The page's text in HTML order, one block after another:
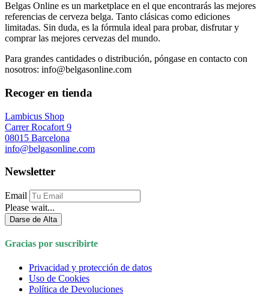
Belgas Online es un marketplace en el que encontrarás las mejores
referencias de cerveza belga. Tanto clásicas como ediciones
limitadas. Sin duda, es la fórmula ideal para probar, disfrutar y
comprar las mejores cervezas del mundo.
Para grandes cantidades o distribución, póngase en contacto con
nosotros: info@belgasonline.com
Recoger en tienda
Lambicus Shop
Carrer Rocafort 9
08015 Barcelona
info@belgasonline.com
Newsletter
Email
Please wait...
Darse de Alta
Gracias por suscribirte
Privacidad y protección de datos
Uso de Cookies
Política de Devoluciones